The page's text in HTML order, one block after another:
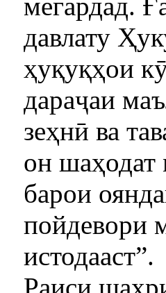
давлату
ҳуқуқҳои
дараҷаи
зеҳнӣ ва
он шаҳодат
барои
пойдевори
истодааст”.
Раиси